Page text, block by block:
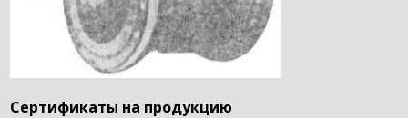
Сертификаты на продукцию